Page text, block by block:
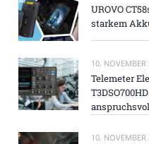
UROVO
starkem
10. NOVEMBER
Telemeter
10. NOVEMBER